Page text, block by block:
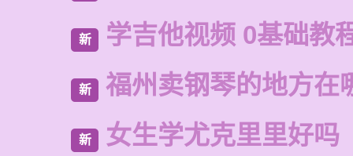
新 学吉他视频 0基础教
新 福州卖钢琴的地方在
新 女生学尤克里里好吗